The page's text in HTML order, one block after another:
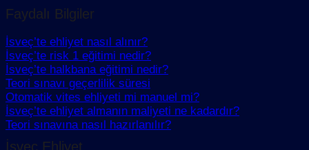
Faydalı Bilgiler
İsveç’te ehliyet nasıl alınır?
İsveç’te risk 1 eğitimi nedir?
İsveç’te halkbana eğitimi nedir?
Teori sınavı geçerlilik süresi
Otomatik vites ehliyeti mi manuel mi?
İsveç’te ehliyet almanın maliyeti ne kadardır?
Teori sınavına nasıl hazırlanılır?
İsveç Ehliyet